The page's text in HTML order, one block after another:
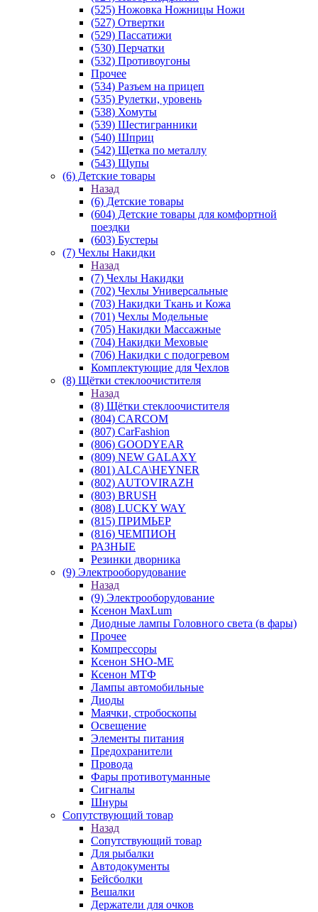
(525) Ножовка Ножницы Ножи
(527) Отвертки
(529) Пассатижи
(530) Перчатки
(532) Противоугоны
Прочее
(534) Разъем на прицеп
(535) Рулетки, уровень
(538) Хомуты
(539) Шестигранники
(540) Шприц
(542) Щетка по металлу
(543) Щупы
(6) Детские товары
Назад
(6) Детские товары
(604) Детские товары для комфортной
поездки
(603) Бустеры
(7) Чехлы Накидки
Назад
(7) Чехлы Накидки
(702) Чехлы Универсальные
(703) Накидки Ткань и Кожа
(701) Чехлы Модельные
(705) Накидки Массажные
(704) Накидки Меховые
(706) Накидки с подогревом
Комплектующие для Чехлов
(8) Щётки стеклоочистителя
Назад
(8) Щётки стеклоочистителя
(804) CARCOM
(807) CarFashion
(806) GOODYEAR
(809) NEW GALAXY
(801) ALCA\HEYNER
(802) AUTOVIRAZH
(803) BRUSH
(808) LUCKY WAY
(815) ПРИМЬЕР
(816) ЧЕМПИОН
РАЗНЫЕ
Резинки дворника
(9) Электрооборудование
Назад
(9) Электрооборудование
Ксенон MaxLum
Диодные лампы Головного света (в фары)
Прочее
Компрессоры
Ксенон SHO-ME
Ксенон МТФ
Лампы автомобильные
Диоды
Маячки, стробоскопы
Освещение
Элементы питания
Предохранители
Провода
Фары противотуманные
Сигналы
Шнуры
Сопутствующий товар
Назад
Сопутствующий товар
Для рыбалки
Автодокументы
Бейсболки
Вешалки
Держатели для очков